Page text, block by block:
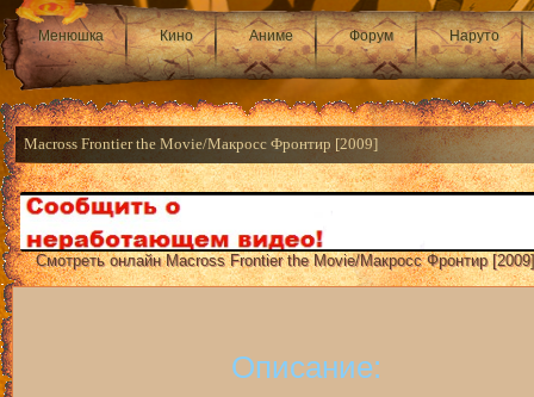
Менюшка Кино Аниме Форум Наруто
Macross Frontier the Movie/Макросс Фронтир [2009]
Смотреть онлайн Macross Frontier the Movie/Макросс Фронтир
Описание: